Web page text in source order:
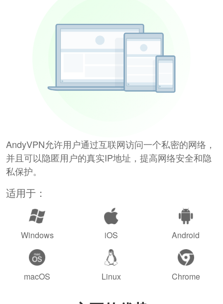
AndyVPN允许用户通过互联网访问一个私密的网络，
并且可以隐匿用户的真实IP地址，提高网络安全和隐
私保护。
适用于：
Windows iOS Android
macOS Linux Chrome